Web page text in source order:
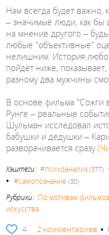
Нам всегда будет важно,
– значимые люди, как бы
на мнение другого –
любые "объективные"
нелишним. История
пойдёт ниже,
разному два мужчины
В основе фильма "Сожги
Рунге – реальные
Шульман исследовал
бабушки и дедушки –
разворачивается сразу
Хэштеги: #психоанализ (377)
• #самопознание (30)
Рубрики: По мотивам
искусства
4 2 комментариев •